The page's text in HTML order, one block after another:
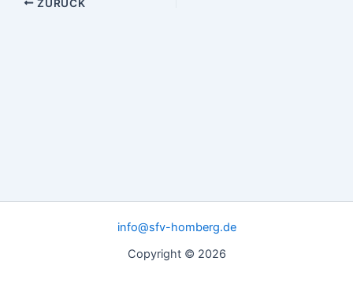
ZURÜCK
info@sfv-homberg.de
Copyright © 2026